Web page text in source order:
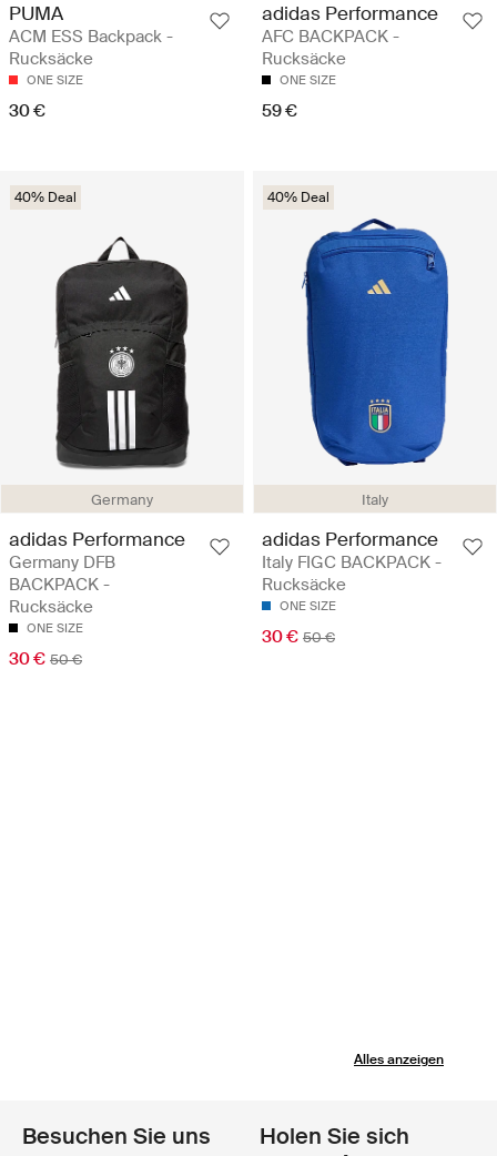
PUMA
ACM ESS Backpack -
Rucksäcke
ONE SIZE
30 €
adidas Performance
AFC BACKPACK -
Rucksäcke
ONE SIZE
59 €
Germany
40% Deal
adidas Performance
Germany DFB
BACKPACK -
Rucksäcke
ONE SIZE
30 € 50 €
Italy
40% Deal
adidas Performance
Italy FIGC BACKPACK -
Rucksäcke
ONE SIZE
30 € 50 €
Alles anzeigen
Besuchen Sie uns
Holen Sie sich